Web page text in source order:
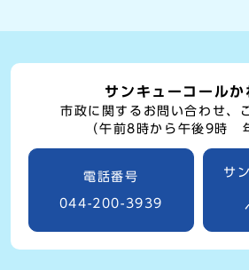
サンキューコールか
市政に関するお問い合わせ、
（午前8時から午後9時
電話番号
044-200-3939
サ